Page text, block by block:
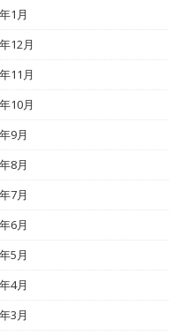
1月
12月
11月
10月
9月
8月
7月
6月
5月
4月
3月